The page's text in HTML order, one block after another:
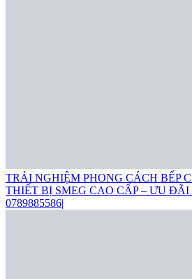
TRẢI NGHIỆM PHONG CÁCH BẾP
THIẾT BỊ SMEG CAO CẤP – ƯU ĐÃI
0789885586|